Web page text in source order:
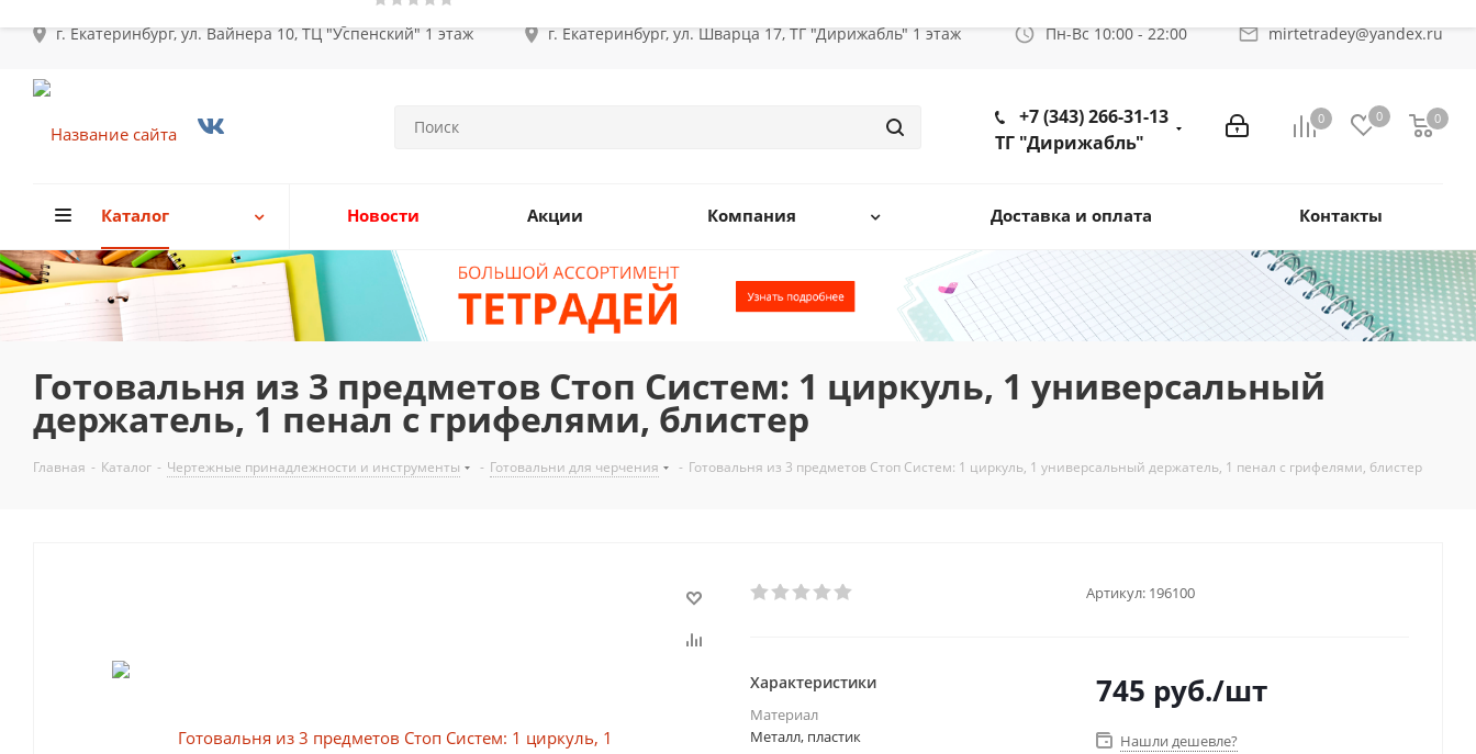
г. Екатеринбург, ул. Вайнера 10, ТЦ "Успенский" 1 этаж г. Екатеринбург, ул. Шварца 17, ТГ "Дирижабль" 1 этаж Пн-Вс 10:00 - 22:00 mirtetradey@yandex.ru
0 0 0
+7 (343) 266-31-13
ТГ "Дирижабль"
Каталог Новости Акции Компания Доставка и оплата Контакты
Готовальня из 3 предметов Стоп Систем: 1 циркуль, 1 универсальный
держатель, 1 пенал с грифелями, блистер
Главная - Каталог - Чертежные принадлежности и инструменты - Готовальни для черчения - Готовальня из 3 предметов Стоп Систем: 1 циркуль, 1 универсальный держатель, 1 пенал с грифелями, блистер
Артикул: 196100
Характеристики
Материал
Металл, пластик
745 руб./шт
Нашли дешевле?